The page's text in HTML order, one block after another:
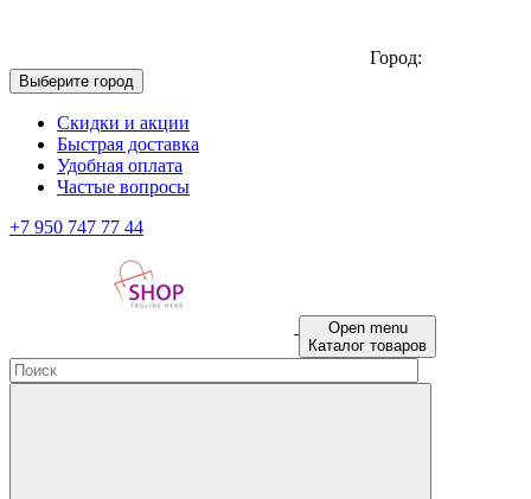
Город:
Выберите город
Скидки и акции
Быстрая доставка
Удобная оплата
Частые вопросы
+7 950 747 77 44
Open menu
Каталог товаров